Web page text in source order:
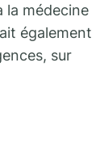
la médecine
également
sur